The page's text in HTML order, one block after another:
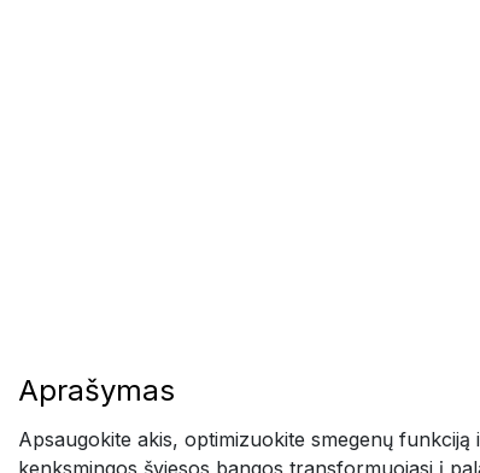
Aprašymas
Apsaugokite akis, optimizuokite smegenų
kenksmingos šviesos bangos transformuojasi į